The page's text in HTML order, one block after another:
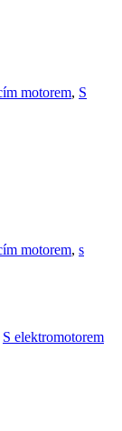
motorem, S
motorem, s
S elektromotorem